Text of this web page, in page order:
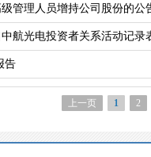
管理人员增持公司股份的公
航光电投资者关系活动记录
告
上一页 1 2